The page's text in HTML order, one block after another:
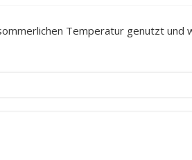
Temperatur genutzt und